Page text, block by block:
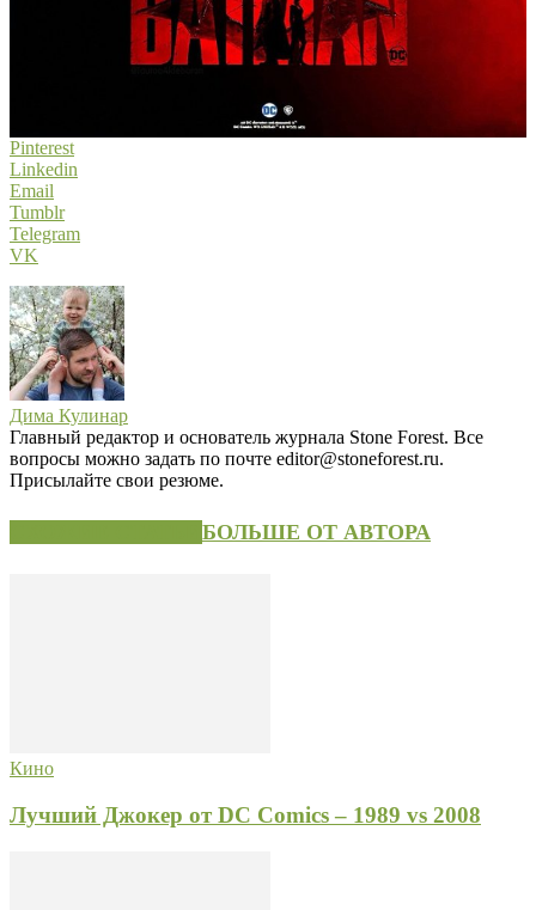
Pinterest
Linkedin
Email
Tumblr
Telegram
VK
Дима Кулинар
Главный редактор и основатель журнала Stone Forest. Все
вопросы можно задать по почте editor@stoneforest.ru.
Присылайте свои резюме.
БОЛЬШЕ ОТ АВТОРА
Кино
Лучший Джокер от DC Comics – 1989 vs 2008